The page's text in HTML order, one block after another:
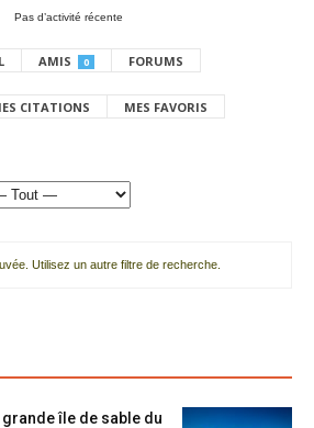
Pas d’activité récente
AMIS 0 FORUMS
CITATIONS MES FAVORIS
Utilisez un autre filtre de recherche.
île de sable du